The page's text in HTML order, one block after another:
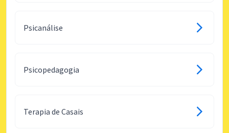
Psicanálise
Psicopedagogia
Terapia de Casais